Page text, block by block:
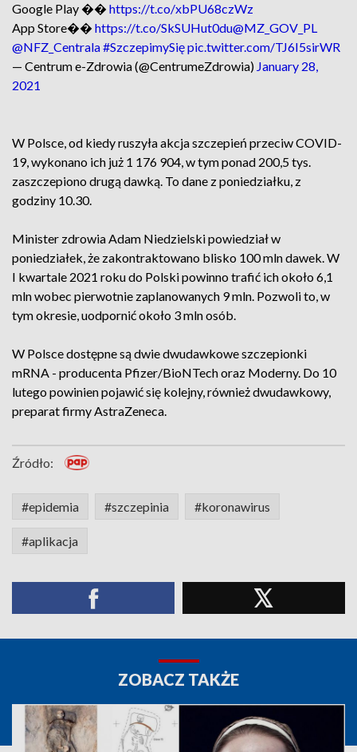
Google Play �� https://t.co/xbPU68czWz
App Store�� https://t.co/SkSUHut0du@MZ_GOV_PL
@NFZ_Centrala#SzczepimySiępic.twitter.com/TJ6I5sirWR
— Centrum e-Zdrowia (@CentrumeZdrowia) January 28,
2021
W Polsce, od kiedy ruszyła akcja szczepień przeciw COVID-
19, wykonano ich już 1 176 904, w tym ponad 200,5 tys.
zaszczepiono drugą dawką. To dane z poniedziałku, z
godziny 10.30.
Minister zdrowia Adam Niedzielski powiedział w
poniedziałek, że zakontraktowano blisko 100 mln dawek. W
I kwartale 2021 roku do Polski powinno trafić ich około 6,1
mln wobec pierwotnie zaplanowanych 9 mln. Pozwoli to, w
tym okresie, uodpornić około 3 mln osób.
W Polsce dostępne są dwie dwudawkowe szczepionki
mRNA - producenta Pfizer/BioNTech oraz Moderny. Do 10
lutego powinien pojawić się kolejny, również dwudawkowy,
preparat firmy AstraZeneca.
Źródło:
#epidemia #szczepinia #koronawirus
#aplikacja
ZOBACZ TAKŻE